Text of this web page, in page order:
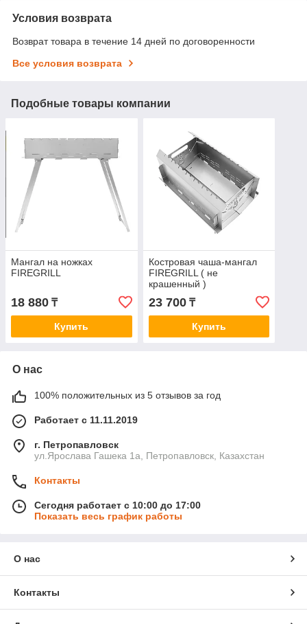
Условия возврата
Возврат товара в течение 14 дней по договоренности
Все условия возврата
Подобные товары компании
Мангал на ножках
FIREGRILL
18 880 ₸
Купить
Костровая чаша-мангал
FIREGRILL ( не
крашенный )
23 700₸
Купить
О нас
100% положительных из 5 отзывов за год
Работает с 11.11.2019
г. Петропавловск
ул.Ярослава Гашека 1а, Петропавловск, Казахстан
Контакты
Сегодня работает с 10:00 до 17:00
Показать весь график работы
О нас
Контакты